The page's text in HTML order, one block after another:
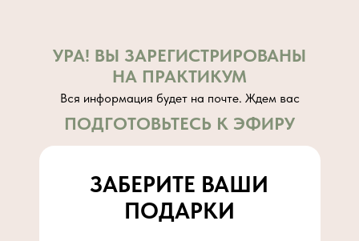
ЗАБЕРИТЕ ВАШИ
ПОДАРКИ
ПОДГОТОВЬТЕСЬ К ЭФИРУ
УРА! ВЫ ЗАРЕГИСТРИРОВАНЫ
НА ПРАКТИКУМ
Вся информация будет на почте. Ждем вас